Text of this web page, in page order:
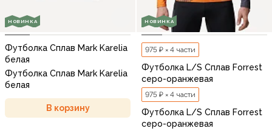
НОВИНКА
Футболка Сплав Mark Karelia
белая
Футболка Сплав Mark Karelia
белая
В корзину
НОВИНКА
975 ₽ × 4 части
Футболка L/S Сплав Forrest
серо-оранжевая
975 ₽ × 4 части
Футболка L/S Сплав Forrest
серо-оранжевая